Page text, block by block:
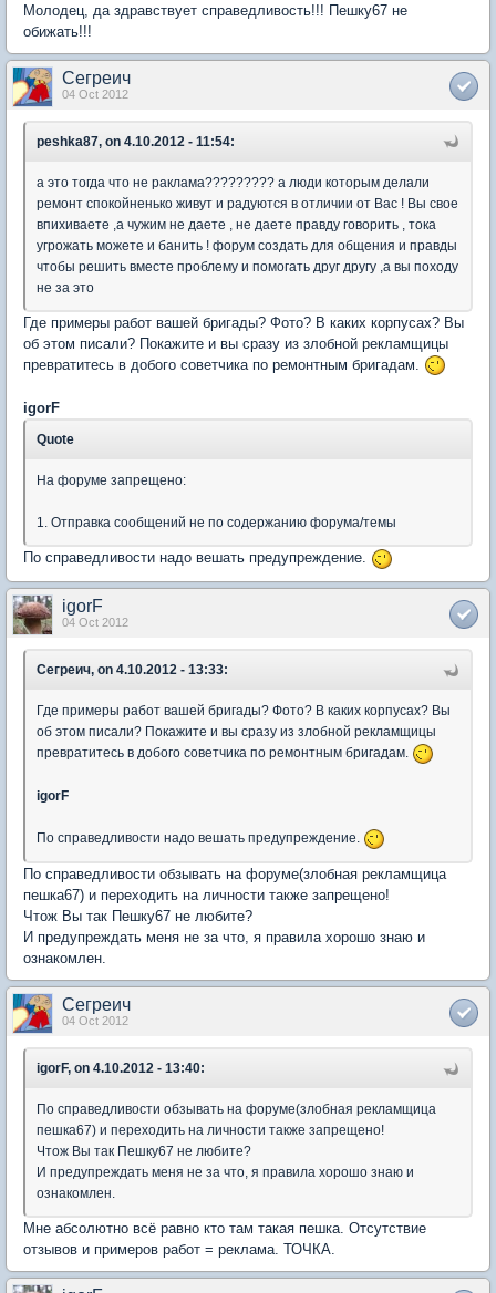
Молодец, да здравствует справедливость!!! Пешку67 не
обижать!!!
Сегреич
04 Oct 2012
peshka87, on 4.10.2012 - 11:54:
а это тогда что не раклама????????? а люди которым делали
ремонт спокойненько живут и радуются в отличии от Вас ! Вы свое
впихиваете ,а чужим не даете , не даете правду говорить , тока
угрожать можете и банить ! форум создать для общения и правды
чтобы решить вместе проблему и помогать друг другу ,а вы походу
не за это
Где примеры работ вашей бригады? Фото? В каких корпусах? Вы
об этом писали? Покажите и вы сразу из злобной рекламщицы
превратитесь в добого советчика по ремонтным бригадам.
igorF
Quote
На форуме запрещено:
1. Отправка сообщений не по содержанию форума/темы
По справедливости надо вешать предупреждение.
igorF
04 Oct 2012
Сегреич, on 4.10.2012 - 13:33:
Где примеры работ вашей бригады? Фото? В каких корпусах? Вы
об этом писали? Покажите и вы сразу из злобной рекламщицы
превратитесь в добого советчика по ремонтным бригадам.
igorF
По справедливости надо вешать предупреждение.
По справедливости обзывать на форуме(злобная рекламщица
пешка67) и переходить на личности также запрещено!
Чтож Вы так Пешку67 не любите?
И предупреждать меня не за что, я правила хорошо знаю и
ознакомлен.
Сегреич
04 Oct 2012
igorF, on 4.10.2012 - 13:40:
По справедливости обзывать на форуме(злобная рекламщица
пешка67) и переходить на личности также запрещено!
Чтож Вы так Пешку67 не любите?
И предупреждать меня не за что, я правила хорошо знаю и
ознакомлен.
Мне абсолютно всё равно кто там такая пешка. Отсутствие
отзывов и примеров работ = реклама. ТОЧКА.